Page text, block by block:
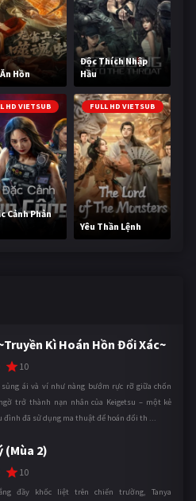
Hồn
Độc Thích Nhập
Hầu
HD VIETSUB
Cảnh Phản
FULL HD VIETSUB
Yêu Thần Lệnh
Kì Hoán Hồn Đổi Xác~
10
ái và ví như nàng bướm rực rỡ giữa chốn
trở thành nạn nhân của Keigetsu – một kẻ
đình đã sử dụng ma thuật để hoán đổi th ...
(Mùa 2)
10
đầy khốc liệt trên chiến trường, Tanya